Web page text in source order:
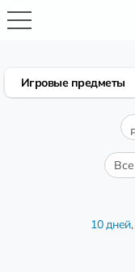
Игровые предметы
10 дней,